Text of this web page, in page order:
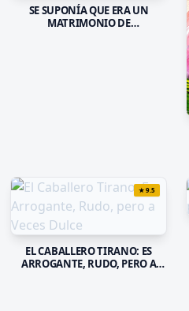
SE SUPONÍA QUE ERA UN
MATRIMONIO DE
★9.5
EL CABALLERO TIRANO: ES
ARROGANTE, RUDO, PERO A